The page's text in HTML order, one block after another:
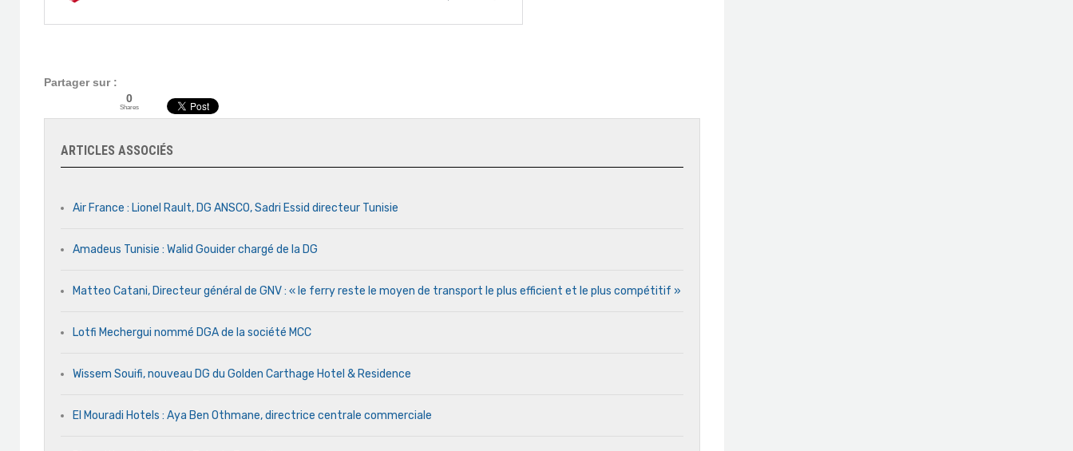
Partager sur :
0
Shares
ARTICLES ASSOCIÉS
Air France : Lionel Rault, DG ANSCO, Sadri Essid directeur Tunisie
Amadeus Tunisie : Walid Gouider chargé de la DG
Matteo Catani, Directeur général de GNV : « le ferry reste le moyen de transport le plus efficient et le plus compétitif »
Lotfi Mechergui nommé DGA de la société MCC
Wissem Souifi, nouveau DG du Golden Carthage Hotel & Residence
El Mouradi Hotels : Aya Ben Othmane, directrice centrale commerciale